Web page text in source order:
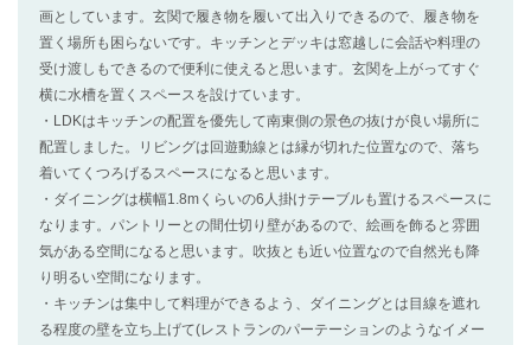
画としています。玄関で履き物を履いて出入りできるので、履き物を
置く場所も困らないです。キッチンとデッキは窓越しに会話や料理の
受け渡しもできるので便利に使えると思います。玄関を上がってすぐ
横に水槽を置くスペースを設けています。
・LDKはキッチンの配置を優先して南東側の景色の抜けが良い場所に
配置しました。リビングは回遊動線とは縁が切れた位置なので、落ち
着いてくつろげるスペースになると思います。
・ダイニングは横幅1.8mくらいの6人掛けテーブルも置けるスペースに
なります。パントリーとの間仕切り壁があるので、絵画を飾ると雰囲
気がある空間になると思います。吹抜とも近い位置なので自然光も降
り明るい空間になります。
・キッチンは集中して料理ができるよう、ダイニングとは目線を遮れ
る程度の壁を立ち上げて(レストランのパーテーションのようなイメー